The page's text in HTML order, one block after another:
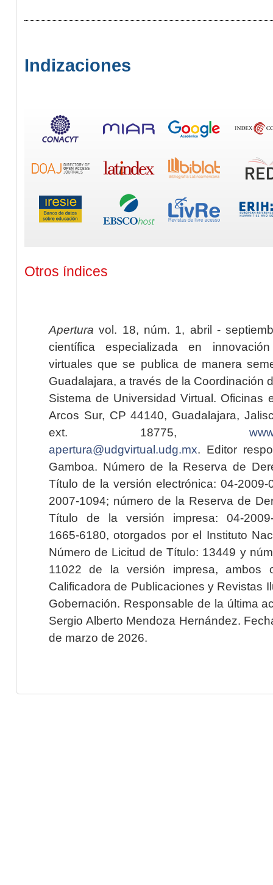
Indizaciones
Otros índices
Apertura vol. 18, núm. 1, abril -
científica especializada en
virtuales que se publica de manera
Guadalajara, a través de la Coordinación
Sistema de Universidad Virtual. Oficinas
Arcos Sur, CP 44140, Guadalajara,
ext. 18775,
apertura@udgvirtual.udg.mx. Editor
Gamboa. Número de la Reserva de
Título de la versión electrónica: 04-2009-
2007-1094; número de la Reserva de
Título de la versión impresa: 04-2009-
1665-6180, otorgados por el Instituto
Número de Licitud de Título: 13449 y
11022 de la versión impresa, ambos
Calificadora de Publicaciones y Revistas
Gobernación. Responsable de la última
Sergio Alberto Mendoza Hernández.
de marzo de 2026.